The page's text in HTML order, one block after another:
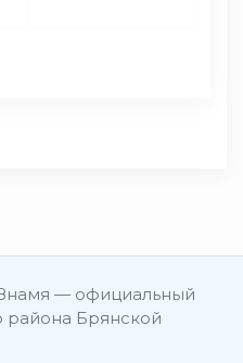
— официальный
района Брянской